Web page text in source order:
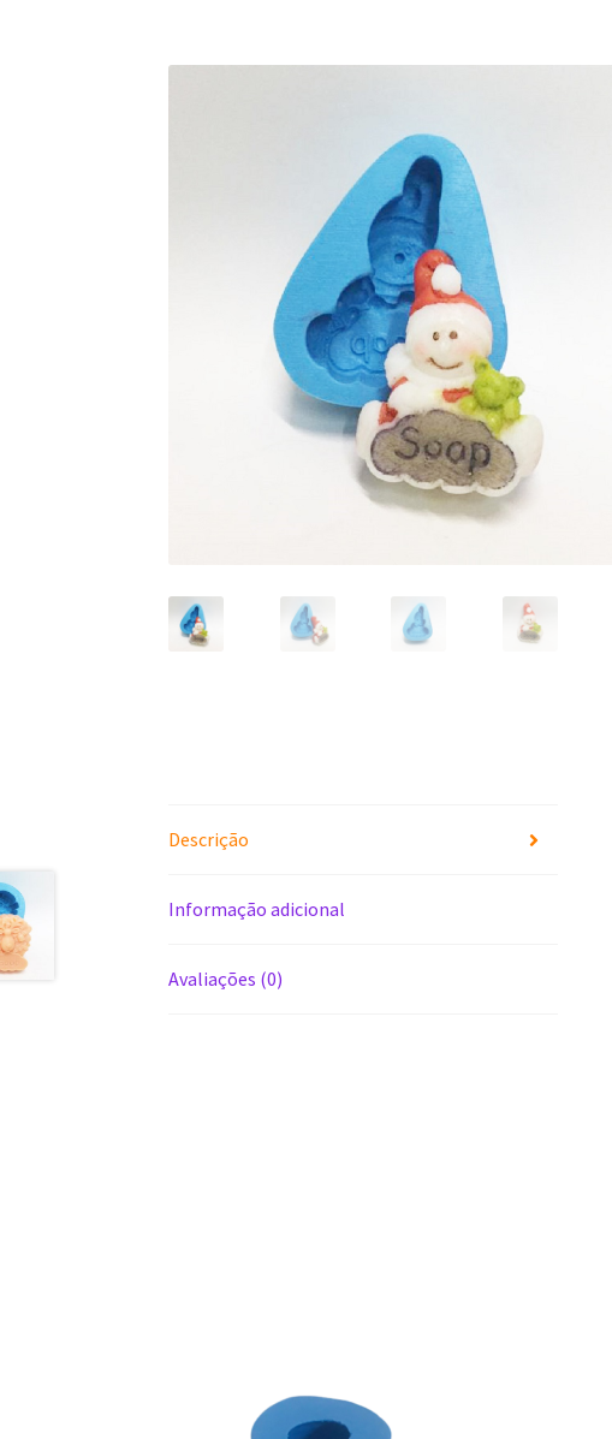
Descrição
Informação adicional
Avaliações (0)